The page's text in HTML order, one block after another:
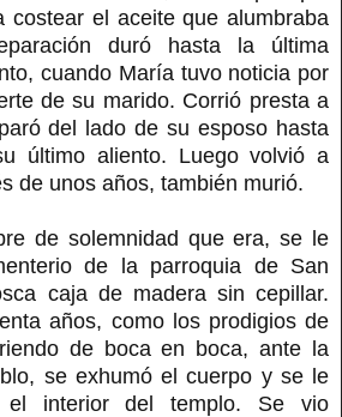
costear el aceite que alumbraba
duró hasta la última
cuando María tuvo noticia por
de su marido. Corrió presta a
del lado de su esposo hasta
último aliento. Luego volvió a
de unos años, también murió.
de solemnidad que era, se le
de la parroquia de San
caja de madera sin cepillar.
años, como los prodigios de
de boca en boca, ante la
se exhumó el cuerpo y se le
el interior del templo. Se vio